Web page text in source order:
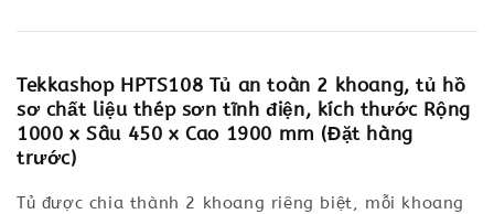
Tekkashop HPTS108 Tủ an toàn 2 khoang, tủ hồ
sơ chất liệu thép sơn tĩnh điện, kích thước Rộng
1000 x Sâu 450 x Cao 1900 mm (Đặt hàng
trước)
Tủ được chia thành 2 khoang riêng biệt, mỗi khoang